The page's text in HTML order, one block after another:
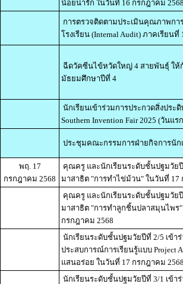
น้อยน่ารัก ในวันที่ 16 กรกฎาคม 2568
การตรวจติดตามประเมินคุณภาพกา
โรงเรียน (Internal Audit) ภาคเรียน
ฉีดวัคซีนไข้หวัดใหญ่ 4 สายพันธุ์ ให้
มัธยมศึกษาปีที่ 4
นักเรียนเข้าร่วมการประกวดสิ่งประ
Southern Invention Fair 2025 (วันแร
ประชุมคณะกรรมการฝ่ายกิจการนัก
พฤ. 17
กรกฎาคม 2568
คุณครู และนักเรียนระดับชั้นปฐมวัย
มาสาธิต "การทำไข่ม้วน" ในวันที่ 17
คุณครู และนักเรียนระดับชั้นปฐมวัย
มาสาธิต "การทำลูกชิ้นปลาสมุนไพร"
กรกฎาคม 2568
นักเรียนระดับชั้นปฐมวัยปีที่ 2/5 เข้า
ประสบการณ์การเรียนรู้แบบ Project
แสนอร่อย ในวันที่ 17 กรกฎาคม 2568
นักเรียนระดับชั้นปฐมวัยปีที่ 3/1 เข้า